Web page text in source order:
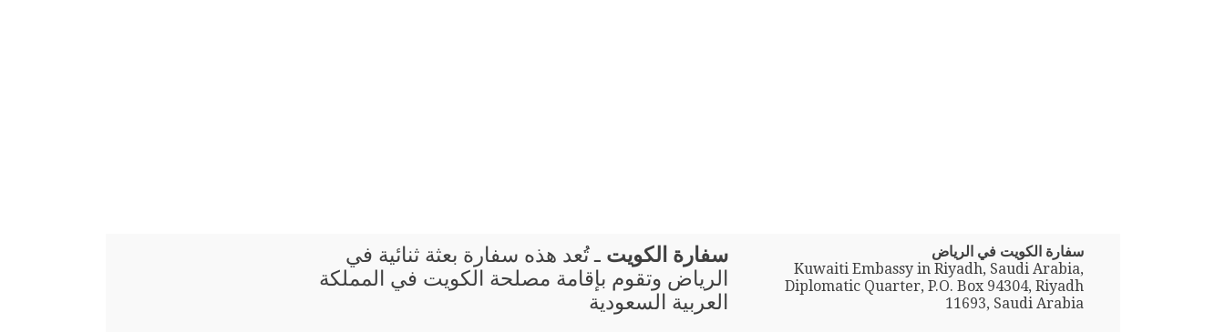
سفارة الكويت في الرياض
Kuwaiti Embassy in Riyadh, Saudi Arabia,
Diplomatic Quarter, P.O. Box 94304, Riyadh
11693, Saudi Arabia
سفارة الكويت ـ تُعد هذه سفارة بعثة ثنائية في
الرياض وتقوم بإقامة مصلحة الكويت في المملكة
العربية السعودية